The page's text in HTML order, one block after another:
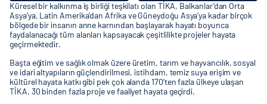
Küresel bir kalkınma iş birliği teşkilatı olan TİKA, Balkanlar’dan Orta
Asya’ya, Latin Amerika’dan Afrika ve Güneydoğu Asya’ya kadar birçok
bölgede bir insanın anne karnından başlayarak hayatı boyunca
faydalanacağı tüm alanları kapsayacak çeşitlilikte projeler hayata
geçirmektedir.
Başta eğitim ve sağlık olmak üzere üretim, tarım ve hayvancılık, sosyal
ve idari altyapıların güçlendirilmesi, istihdam, temiz suya erişim ve
kültürel hayata katkı gibi pek çok alanda 170’ten fazla ülkeye ulaşan
TİKA, 30 binden fazla proje ve faaliyet hayata geçirdi.